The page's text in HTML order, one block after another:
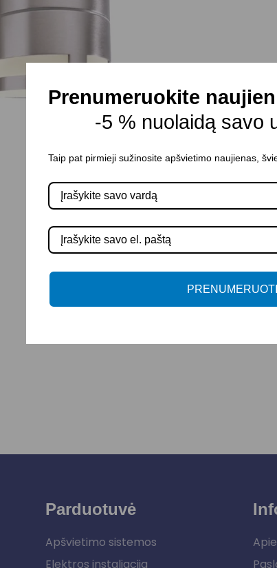
Parduotuvė
Apšvietimo sistemos
Elektros instaliacija
Prenumeruokite
-5 % nuolaidą savo
Taip pat pirmieji sužinosite apšvietimo naujienas,
PRENUMERUOTI